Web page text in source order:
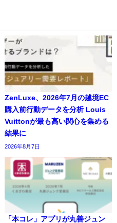
ZenLuxe、2026年7月の越境EC
購入前行動データを分析 Louis
Vuittonが最も高い関心を集める
結果に
2026年8月7日
「本コレ」アプリが丸善ジュン